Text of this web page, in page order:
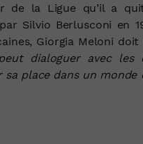
de la Ligue qu’il a
Silvio Berlusconi en
Giorgia Meloni doit
dialoguer avec les
sa place dans un monde